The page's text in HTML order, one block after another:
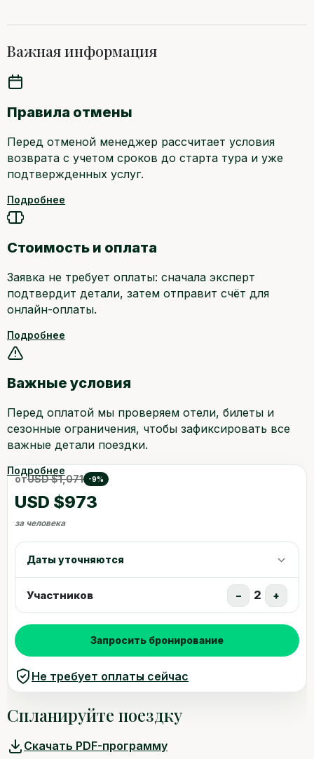
Важная информация
Правила отмены
Перед отменой менеджер рассчитает условия
возврата с учетом сроков до старта тура и уже
подтвержденных услуг.
Подробнее
Стоимость и оплата
Заявка не требует оплаты: сначала эксперт
подтвердит детали, затем отправит счёт для
онлайн-оплаты.
Подробнее
Важные условия
Перед оплатой мы проверяем отели, билеты и
сезонные ограничения, чтобы зафиксировать все
важные детали поездки.
Подробнее
отUSD $1,071 -9%
USD $973
за человека
Даты уточняются
Участников − 2 +
Запросить бронирование
Не требует оплаты сейчас
Спланируйте поездку
Скачать PDF-программу